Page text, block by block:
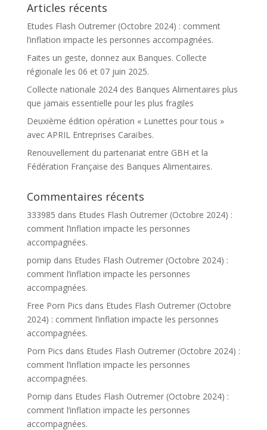
Accueil
La
Banque
Alimentaire
Actualités
Partenaires
Photos
Contact
Articles récents
Etudes Flash Outremer (Octobre 2024) : comment
l’inflation impacte les personnes accompagnées.
Faites un geste, donnez aux Banques. Collecte
régionale les 06 et 07 juin 2025.
Collecte nationale 2024 des Banques Alimentaires plus
que jamais essentielle pour les plus fragiles
Deuxième édition opération « Lunettes pour tous »
avec APRIL Entreprises Caraïbes.
Renouvellement du partenariat entre GBH et la
Fédération Française des Banques Alimentaires.
Commentaires récents
333985 dans Etudes Flash Outremer (Octobre 2024) :
comment l’inflation impacte les personnes
accompagnées.
pornip dans Etudes Flash Outremer (Octobre 2024) :
comment l’inflation impacte les personnes
accompagnées.
Free Porn Pics dans Etudes Flash Outremer (Octobre
2024) : comment l’inflation impacte les personnes
accompagnées.
Porn Pics dans Etudes Flash Outremer (Octobre 2024) :
comment l’inflation impacte les personnes
accompagnées.
Pornip dans Etudes Flash Outremer (Octobre 2024) :
comment l’inflation impacte les personnes
accompagnées.